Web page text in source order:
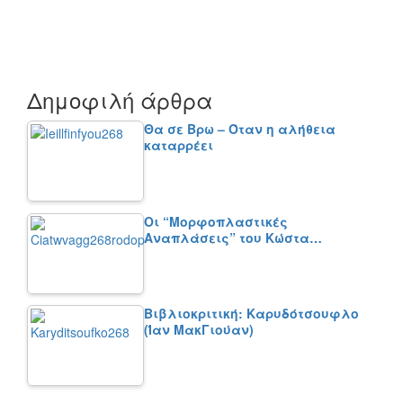
Δημοφιλή άρθρα
Θα σε Βρω – Όταν η αλήθεια
καταρρέει
Οι “Μορφοπλαστικές
Αναπλάσεις” του Κώστα…
Βιβλιοκριτική: Καρυδότσουφλο
(Ίαν ΜακΓιούαν)